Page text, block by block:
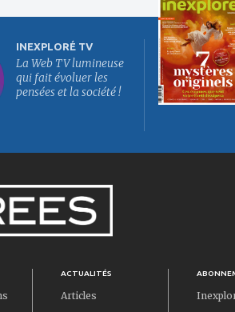
INEXPLORÉ TV
La Web TV lumineuse
qui fait évoluer les
pensées et la société !
ACTUALITÉS
Articles